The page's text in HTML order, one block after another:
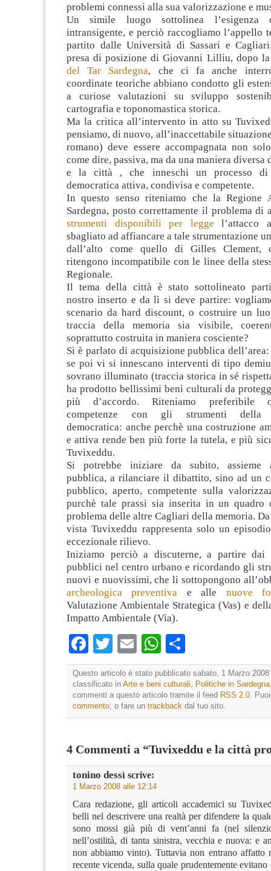
problemi connessi alla sua valorizzazione e
Un simile luogo sottolinea
intransigente, e perciò raccogliamo l’appello
partito dalle Università di Sassari e
presa di posizione di Giovanni Lilliu, dopo
del Tar Sardegna, che ci fa anche
coordinate teoriche abbiano condotto gli
a curiose valutazioni su sviluppo
cartografia e toponomastica storica.
Ma la critica all’intervento in atto su
pensiamo, di nuovo, all’inaccettabile
romano) deve essere accompagnata non
come dire, passiva, ma da una maniera diversa
e la città , che inneschi un processo di
democratica attiva, condivisa e competente.
In questo senso riteniamo che la Regione
Sardegna, posto correttamente il problema di
strumenti disponibili per legge l’attacco
sbagliato ad affiancare a tale strumentazione
dall’alto come quello di Gilles Clement,
ritengono incompatibile con le linee della
Regionale.
Il tema della città è stato sottolineato
nostro inserto e da lì si deve partire:
scenario da hard discount, o costruire un
traccia della memoria sia visibile,
soprattutto costruita in maniera cosciente?
Si è parlato di acquisizione pubblica
se poi vi si innescano interventi di tipo
sovrano illuminato (traccia storica in sé
ha prodotto bellissimi beni culturali da
più d’accordo. Riteniamo preferibile
competenze con gli strumenti della
democratica: anche perchè una costruzione
e attiva rende ben più forte la tutela, e più
Tuvixeddu.
Si potrebbe iniziare da subito, assieme
pubblica, a rilanciare il dibattito, sino ad un
pubblico, aperto, competente sulla
purchè tale prassi sia inserita in un quadro
problema delle altre Cagliari della memoria.
vista Tuvixeddu rappresenta solo un
eccezionale rilievo.
Iniziamo perciò a discuterne, a partire dai
pubblici nel centro urbano e ricordando gli
nuovi e nuovissimi, che li sottopongono
archeologica preventiva e alle nuove
Valutazione Ambientale Strategica (Vas) e
Impatto Ambientale (Via).
Facebook
TwitterEmailWhatsApp
Questo articolo è stato pubblicato sabato, 1 Marzo
classificato in Arte e beni culturali Politiche in Sardegna
commenti a questo articolo tramite il feed RSS 2.0 .
commento , o fare un trackback dal tuo sito.
4 Commenti a “Tuvixeddu e la città
tonino dessì scrive:
1 Marzo 2008 alle 12:14
Cara redazione, gli articoli accademici su
belli nel descrivere una realtà per difendere la
sono mossi già più di vent’anni fa (nel
nell’ostilità, di tanta sinistra, vecchia e nuova: e
non abbiamo vinto). Tuttavia non entrano affatto
recente vicenda, sulla quale prudentemente